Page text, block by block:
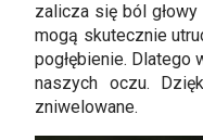
zalicza się ból
mogą skutecznie
pogłębienie. Dlatego
naszych oczu.
zniwelowane.